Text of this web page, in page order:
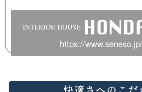
https://